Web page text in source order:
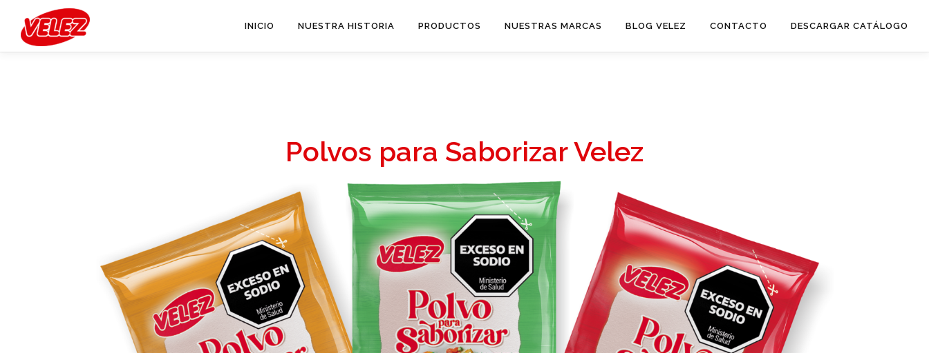
contenido
INICIO NUESTRA HISTORIA PRODUCTOS NUESTRAS MARCAS BLOG VELEZ CONTACTO DESCARGAR CATÁLOGO
Polvos para Saborizar Velez